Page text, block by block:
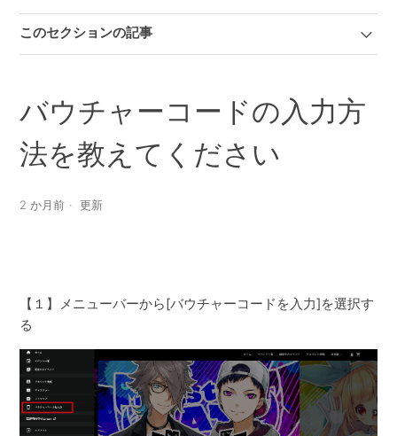
このセクションの記事
バウチャーコードの入力方
法を教えてください
2 か月前 更新
【１】メニューバーから[バウチャーコードを入力]を選択す
る